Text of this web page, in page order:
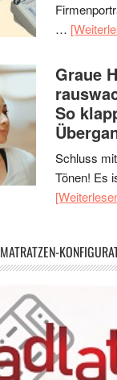
…
Graue
So
Schluss
Tönen! Es
MATRATZEN-